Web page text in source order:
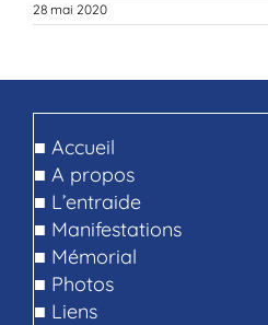
28 mai 2020
■ Accueil
■ A propos
■ L’entraide
■ Manifestations
■ Mémorial
■ Photos
■ Liens